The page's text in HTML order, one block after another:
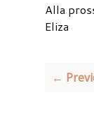
Alla
Eliza
←